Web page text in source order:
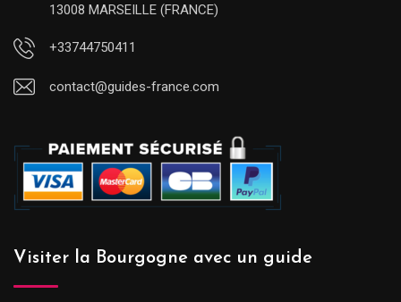
13008 MARSEILLE (FRANCE)
+33744750411
contact@guides-france.com
Visiter la Bourgogne avec un guide